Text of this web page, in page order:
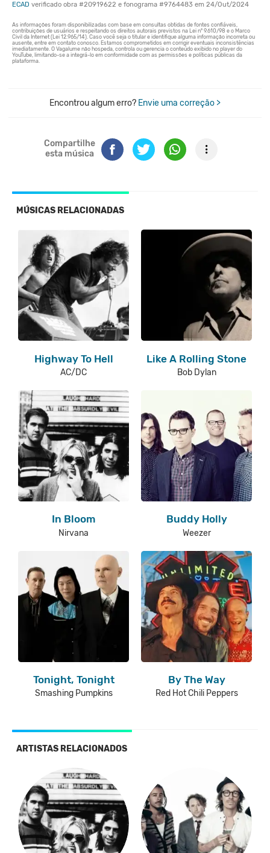
ECAD verificado obra #20919622 e fonograma #9764483 em 24/Out/2024
Encontrou algum erro? Envie uma correção >
Compartilhe
esta música
MÚSICAS RELACIONADAS
Highway To Hell
AC/DC
Like A Rolling Stone
Bob Dylan
In Bloom
Nirvana
Buddy Holly
Weezer
Tonight, Tonight
Smashing Pumpkins
By The Way
Red Hot Chili Peppers
ARTISTAS RELACIONADOS